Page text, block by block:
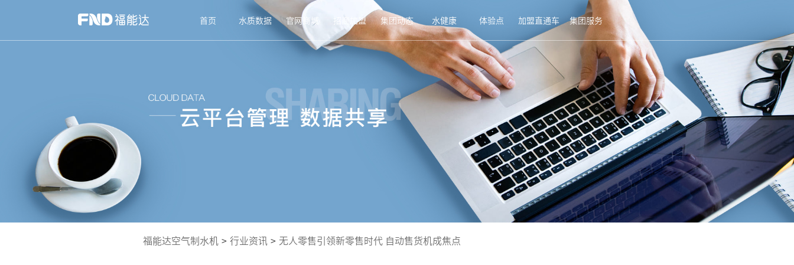
首页 水质数据 官网商城 招商加盟 集团动态 水健康 体验点 加盟直通车 集团服务
福能达空气制水机 > 行业资讯 > 无人零售引领新零售时代 自动售货机成焦点